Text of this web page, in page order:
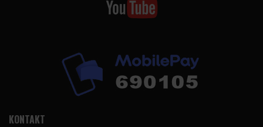
KONTAKT